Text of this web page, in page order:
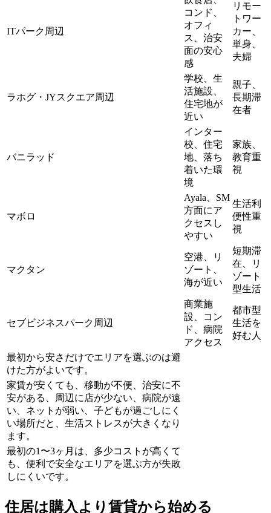
ITパーク周辺
コンド、
オフィ
ス、治安
面の安心
感
リモー
トワー
カー、
単身、
夫婦
ラホグ・JYスクエア周辺
学校、生
活施設、
住宅地が
近い
親子、
長期滞
在者
バニラッド
インター
校、住宅
地、落ち
着いた環
境
家族、
教育重
視
マボロ
Ayala、SM
方面にア
クセスし
やすい
生活利
便性重
視
マクタン
空港、リ
ゾート、
海が近い
短期滞
在、リ
ゾート
型生活
セブビジネスパーク周辺
商業施
設、コン
ド、病院
アクセス
都市型
生活を
好む人
最初から安さだけでエリアを選ぶのは避
けた方がよいです。
家賃が安くても、移動が不便、治安に不
安がある、周辺に店が少ない、病院が遠
い、ネットが弱い、子どもが過ごしにく
い場所だと、生活ストレスが大きくなり
ます。
最初の1〜3ヶ月は、多少コストが高くて
も、便利で安全なエリアを選ぶ方が失敗
しにくいです。
住居は購入より賃貸から始める